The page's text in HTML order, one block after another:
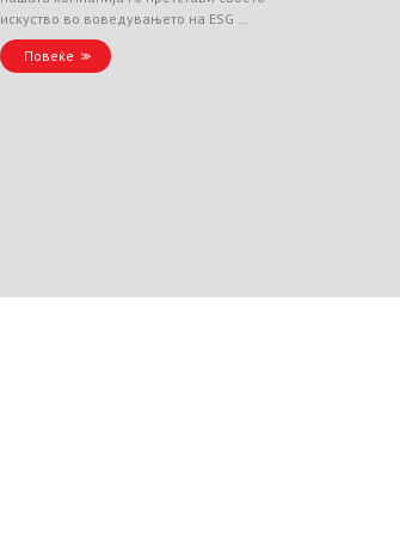
искуство во воведувањето на ESG …
Повеќе